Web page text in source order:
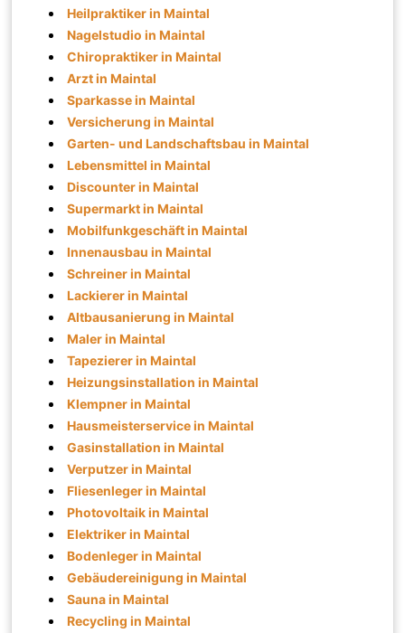
Heilpraktiker in Maintal
Nagelstudio in Maintal
Chiropraktiker in Maintal
Arzt in Maintal
Sparkasse in Maintal
Versicherung in Maintal
Garten- und Landschaftsbau in Maintal
Lebensmittel in Maintal
Discounter in Maintal
Supermarkt in Maintal
Mobilfunkgeschäft in Maintal
Innenausbau in Maintal
Schreiner in Maintal
Lackierer in Maintal
Altbausanierung in Maintal
Maler in Maintal
Tapezierer in Maintal
Heizungsinstallation in Maintal
Klempner in Maintal
Hausmeisterservice in Maintal
Gasinstallation in Maintal
Verputzer in Maintal
Fliesenleger in Maintal
Photovoltaik in Maintal
Elektriker in Maintal
Bodenleger in Maintal
Gebäudereinigung in Maintal
Sauna in Maintal
Recycling in Maintal